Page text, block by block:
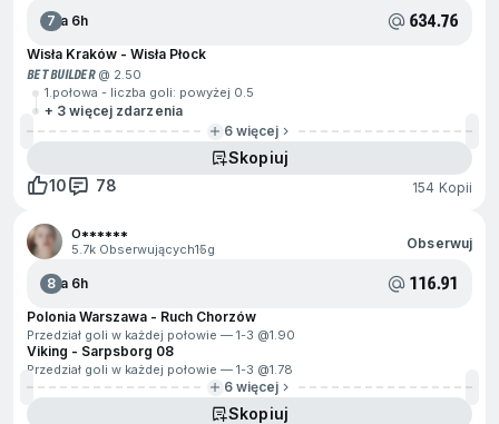
7Za 6h 634.76
Wisła Kraków - Wisła Płock
BET BUILDER@ 2.50
1.połowa - liczba goli: powyżej 0.5
+ 3 więcej zdarzenia
6 więcej
Skopiuj
10
78 154 Kopii
O******
5.7k Obserwujących15g Obserwuj
8Za 6h 116.91
Polonia Warszawa - Ruch Chorzów
Przedział goli w każdej połowie — 1-3 @1.90
Viking - Sarpsborg 08
Przedział goli w każdej połowie — 1-3 @1.78
6 więcej
Skopiuj